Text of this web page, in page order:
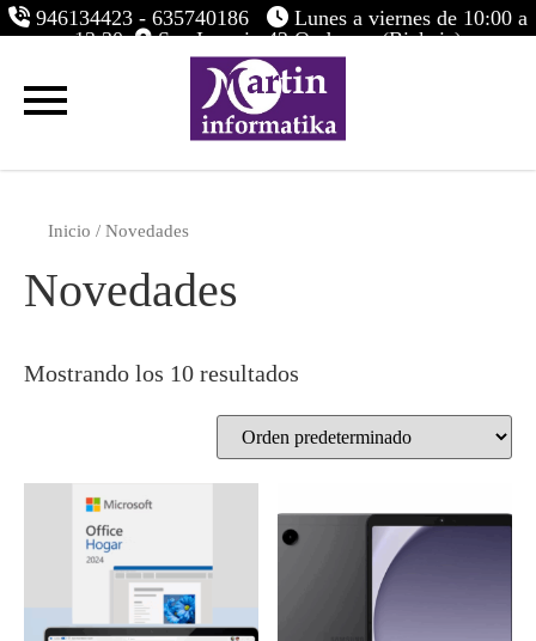
946134423 - 635740186
Lunes a viernes de 10:00 a
13:30
San Ignacio,42 Ondarroa (Bizkaia)
Inicio / Novedades
Novedades
Mostrando los 10 resultados